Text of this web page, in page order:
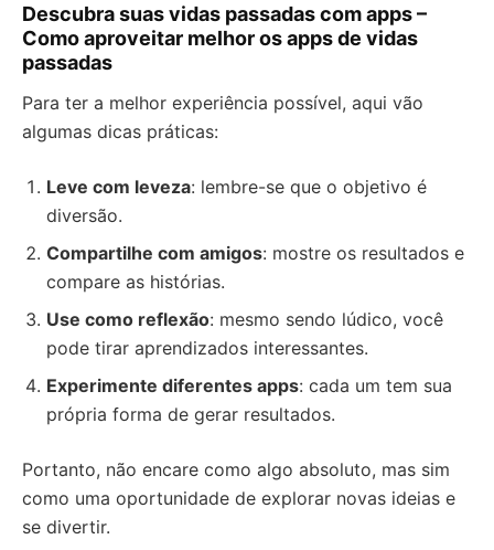
Descubra suas vidas passadas com apps –
Como aproveitar melhor os apps de vidas
passadas
Para ter a melhor experiência possível, aqui vão
algumas dicas práticas:
Leve com leveza: lembre-se que o objetivo é
diversão.
Compartilhe com amigos: mostre os resultados e
compare as histórias.
Use como reflexão: mesmo sendo lúdico, você
pode tirar aprendizados interessantes.
Experimente diferentes apps: cada um tem sua
própria forma de gerar resultados.
Portanto, não encare como algo absoluto, mas sim
como uma oportunidade de explorar novas ideias e
se divertir.